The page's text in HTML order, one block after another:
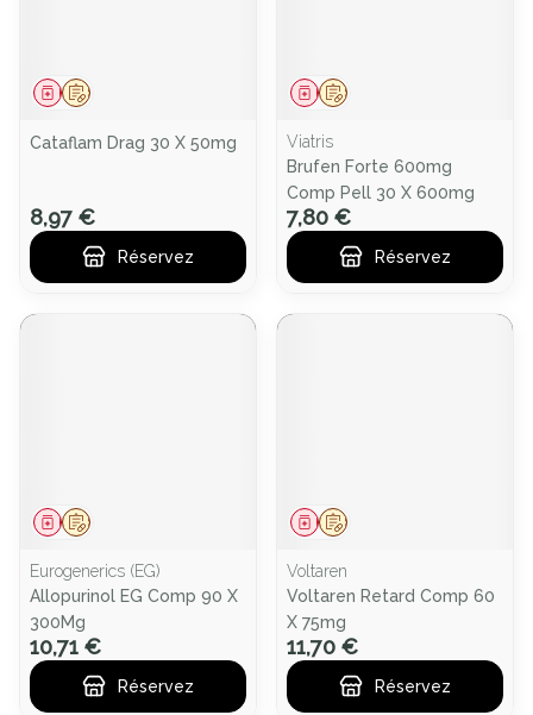
Sur prescription
Médicament
Cataflam Drag 30 X 50mg
8,97 €
Réservez
Sur prescription
Médicament
Viatris
Brufen Forte 600mg
Comp Pell 30 X 600mg
7,80 €
Réservez
Sur prescription
Médicament
Eurogenerics (EG)
Allopurinol EG Comp 90 X
300Mg
10,71 €
Réservez
Sur prescription
Médicament
Voltaren
Voltaren Retard Comp 60
X 75mg
11,70 €
Réservez